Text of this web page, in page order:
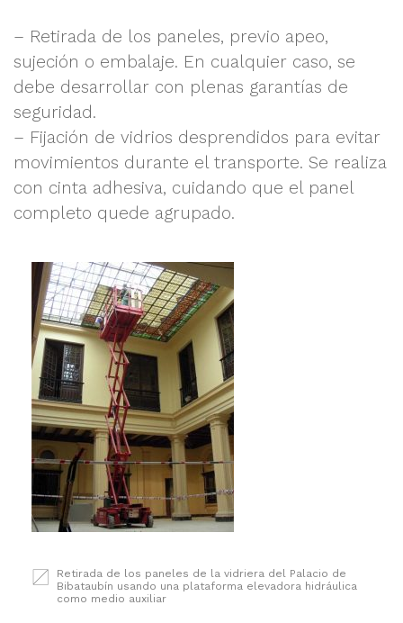
– Retirada de los paneles, previo apeo,
sujeción o embalaje. En cualquier caso, se
debe desarrollar con plenas garantías de
seguridad.
– Fijación de vidrios desprendidos para evitar
movimientos durante el transporte. Se realiza
con cinta adhesiva, cuidando que el panel
completo quede agrupado.
Retirada de los paneles de la vidriera del Palacio de
Bibataubín usando una plataforma elevadora hidráulica
como medio auxiliar